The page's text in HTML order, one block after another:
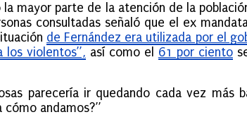
mayor parte de la atención de la
consultadas señaló que el ex
de Fernández era utilizada por el
los violentos”, así como el 61 por ciento
parecería ir quedando cada vez más
andamos?”